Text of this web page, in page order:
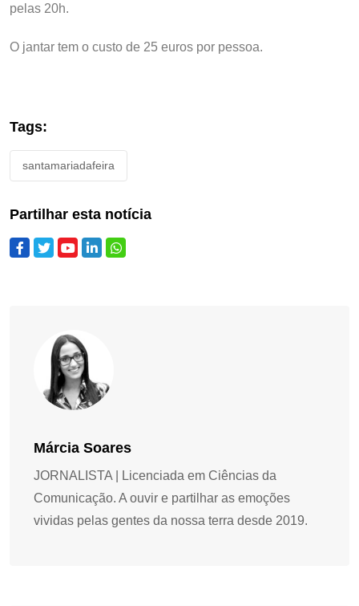
pelas 20h.
O jantar tem o custo de 25 euros por pessoa.
Tags:
santamariadafeira
Partilhar esta notícia
Márcia Soares
JORNALISTA | Licenciada em Ciências da
Comunicação. A ouvir e partilhar as emoções
vividas pelas gentes da nossa terra desde 2019.